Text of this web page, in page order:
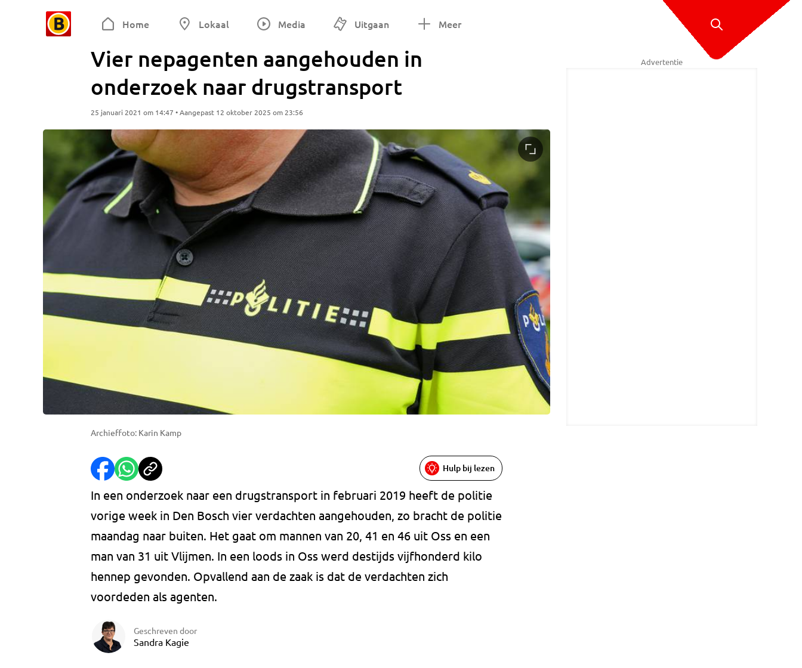
Home Lokaal Media Uitgaan Meer
Vier nepagenten aangehouden in
onderzoek naar drugstransport
25 januari 2021 om 14:47 • Aangepast 12 oktober 2025 om 23:56
Archieffoto: Karin Kamp
Hulp bij lezen
In een onderzoek naar een drugstransport in februari 2019 heeft de politie
vorige week in Den Bosch vier verdachten aangehouden, zo bracht de politie
maandag naar buiten. Het gaat om mannen van 20, 41 en 46 uit Oss en een
man van 31 uit Vlijmen. In een loods in Oss werd destijds vijfhonderd kilo
hennep gevonden. Opvallend aan de zaak is dat de verdachten zich
voordeden als agenten.
Geschreven door
Sandra Kagie
Advertentie